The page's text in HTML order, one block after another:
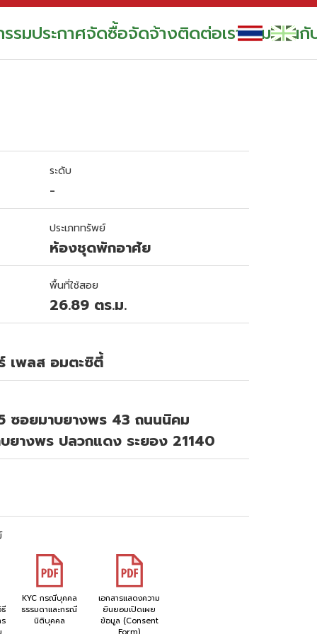
รมประกาศจัดซื้อจัดจ้างติดต่อเราร่วมงานกั
ระดับ
-
ประเภททรัพย์
ห้องชุดพักอาศัย
พื้นที่ใช้สอย
26.89 ตร.ม.
เพลส อมตะซิตี้
ซอยมาบยางพร 43 ถนนนิคม
ยางพร ปลวกแดง ระยอง 21140
KYC กรณีบุคคล
ธรรมดาและกรณี
นิติบุคคล
เอกสารแสดงความ
ยินยอมเปิดเผย
ข้อมูล (Consent